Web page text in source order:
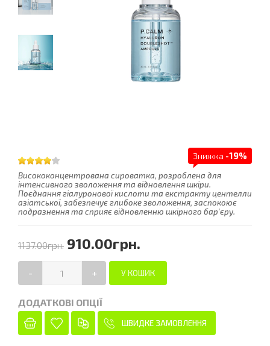
Знижка -19%
Висококонцентрована сироватка, розроблена для
інтенсивного зволоження та відновлення шкіри.
Поєднання гіалуронової кислоти та екстракту центелли
азіатської, забезпечує глибоке зволоження, заспокоює
подразнення та сприяє відновленню шкірного бар'єру.
1137.00грн. 910.00грн.
- +
ДОДАТКОВІ ОПЦІЇ
ШВИДКЕ ЗАМОВЛЕННЯ